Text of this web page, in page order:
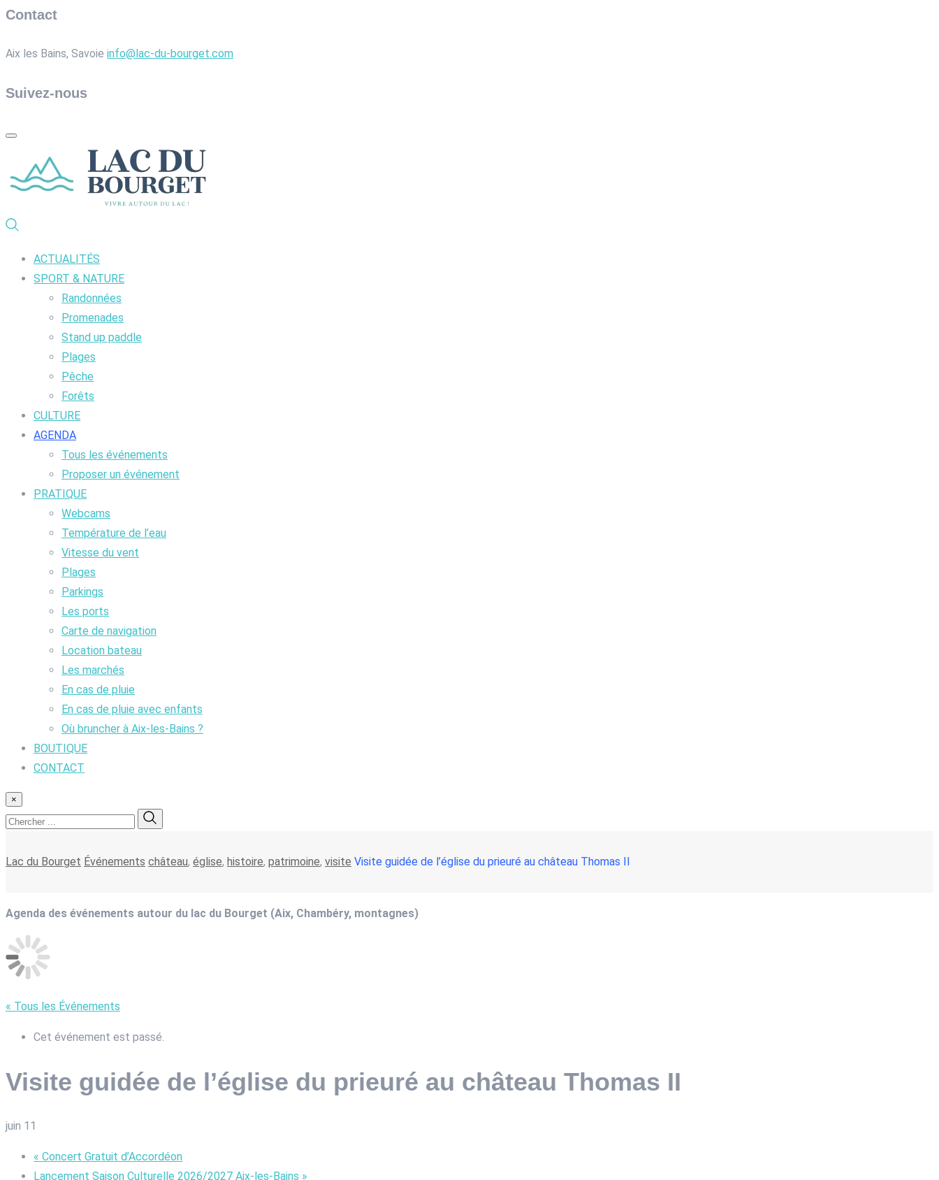
Contact
Aix les Bains, Savoie info@lac-du-bourget.com
Suivez-nous
ACTUALITÉS
SPORT & NATURE
Randonnées
Promenades
Stand up paddle
Plages
Pêche
Forêts
CULTURE
AGENDA
Tous les événements
Proposer un événement
PRATIQUE
Webcams
Température de l’eau
Vitesse du vent
Plages
Parkings
Les ports
Carte de navigation
Location bateau
Les marchés
En cas de pluie
En cas de pluie avec enfants
Où bruncher à Aix-les-Bains ?
BOUTIQUE
CONTACT
×
Lac du Bourget Événements château, église, histoire, patrimoine, visite Visite guidée de l’église du prieuré au château Thomas II
Agenda des événements autour du lac du Bourget (Aix, Chambéry, montagnes)
« Tous les Événements
Cet événement est passé.
Visite guidée de l’église du prieuré au château Thomas II
juin 11
« Concert Gratuit d’Accordéon
Lancement Saison Culturelle 2026/2027 Aix-les-Bains »